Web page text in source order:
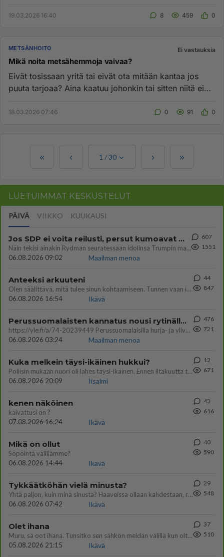
19.03.2026 16:40 8 459 0
METSÄNHOITO Ei vastauksia
Mikä noita metsähemmoja vaivaa?
Eivät tosissaan yritä tai eivät ota mitään kantaa jos
puuta tarjoaa? Aina kaatuu johonkin tai sitten niitä ei
18.03.2026 07:46 0 91 0
1 /30
LUETUIMMAT KESKUSTELUT
PÄIVÄ VIIKKO KUUKAUSI
Jos SDP ei voita reilusti, persut kumoavat demokratian Suomesta
Näin tekisi ainakin Rydman seuratessaan idolinsa Trumpin mallia https://www.is.fi/politiikka/art-2000012187244.html
06.08.2026 09:02
Maailman menoa
607
1551
Anteeksi arkuuteni
Olen säälittävä, mitä tulee sinun kohtaamiseen. Tunnen vaan itseni todella epävarmaksi sun kanssa. Jos minun olisi pitän
06.08.2026 16:54
Ikävä
44
847
Perussuomalaisten kannatus nousi rytinällä Ylen tänään julkaisemassa tuoreimmassa gallup-kyselyssä.
https://yle.fi/a/74-20239449 Perussuomalaisilla hurja- ja ylivoimaisesti suurin nousu tässä uudessa Ylen gallupissa. Kyl
06.08.2026 03:24
Maailman menoa
476
721
Kuka melkein täysi-ikäinen hukkui?
Poliisin mukaan nuori oli lähes täysi-ikäinen. Ennen iltakuutta tulleen ilmoituksen mukaan ihminen oli joutunut mahdoll
06.08.2026 20:09
Iisalmi
12
671
kenen näköinen
kaivattusi on ?
07.08.2026 16:24
Ikävä
43
616
Mikä on ollut
Söpöintä välillämme?
06.08.2026 14:44
Ikävä
40
590
Tykkäätköhän vielä minusta?
Yhtä paljon, kuin minä sinusta? Haaveissa ollaan kahdestaan, rauhassa ja lähennytään fyysisesti ja tutustutaan syvemmin
06.08.2026 07:42
Ikävä
29
548
Olet ihana
Muru, sä oot ihana. Tunsitko sen sähkön meidän välillä kun oltiin ihan låhekkäin? 👩‍❤️‍👩❤️😼😘
05.08.2026 21:15
Ikävä
37
510